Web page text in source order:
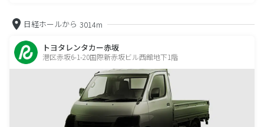
日経ホールから 3014m
トヨタレンタカー赤坂
港区赤坂6-1-20国際新赤坂ビル西館地下1階